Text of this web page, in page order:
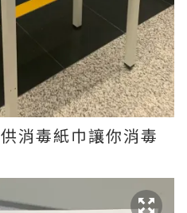
消毒紙巾讓你消毒